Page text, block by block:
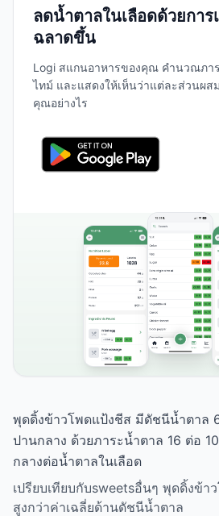
ลดน้ำตาลในเลือดด้วยการ
ฉลาดขึ้น
Logi สแกนอาหารของคุณ คำนวณภา
ไทม์ และแสดงให้เห็นว่าแต่ละส่วนผส
คุณอย่างไร
พุดดิ้งข้าวโพดแป้งชีส มีดัชนีน้ำตาล
ปานกลาง ด้วยภาระน้ำตาล 16 ต่อ
กลางต่อน้ำตาลในเลือด
เปรียบเทียบกับsweetsอื่นๆ พุดดิ้งข้า
สูงกว่าค่าเฉลี่ยด้านดัชนีน้ำตาล